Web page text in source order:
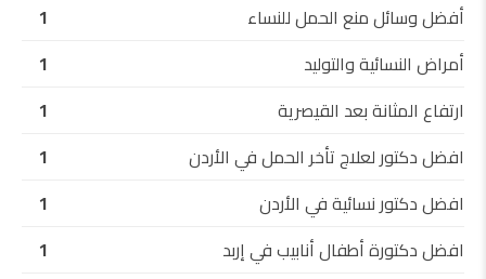
أفضل وسائل منع الحمل للنساء
1
أمراض النسائية والتوليد
1
ارتفاع المثانة بعد القيصرية
1
افضل دكتور لعلاج تأخر الحمل في الأردن
1
افضل دكتور نسائية في الأردن
1
افضل دكتورة أطفال أنابيب في إربد
1